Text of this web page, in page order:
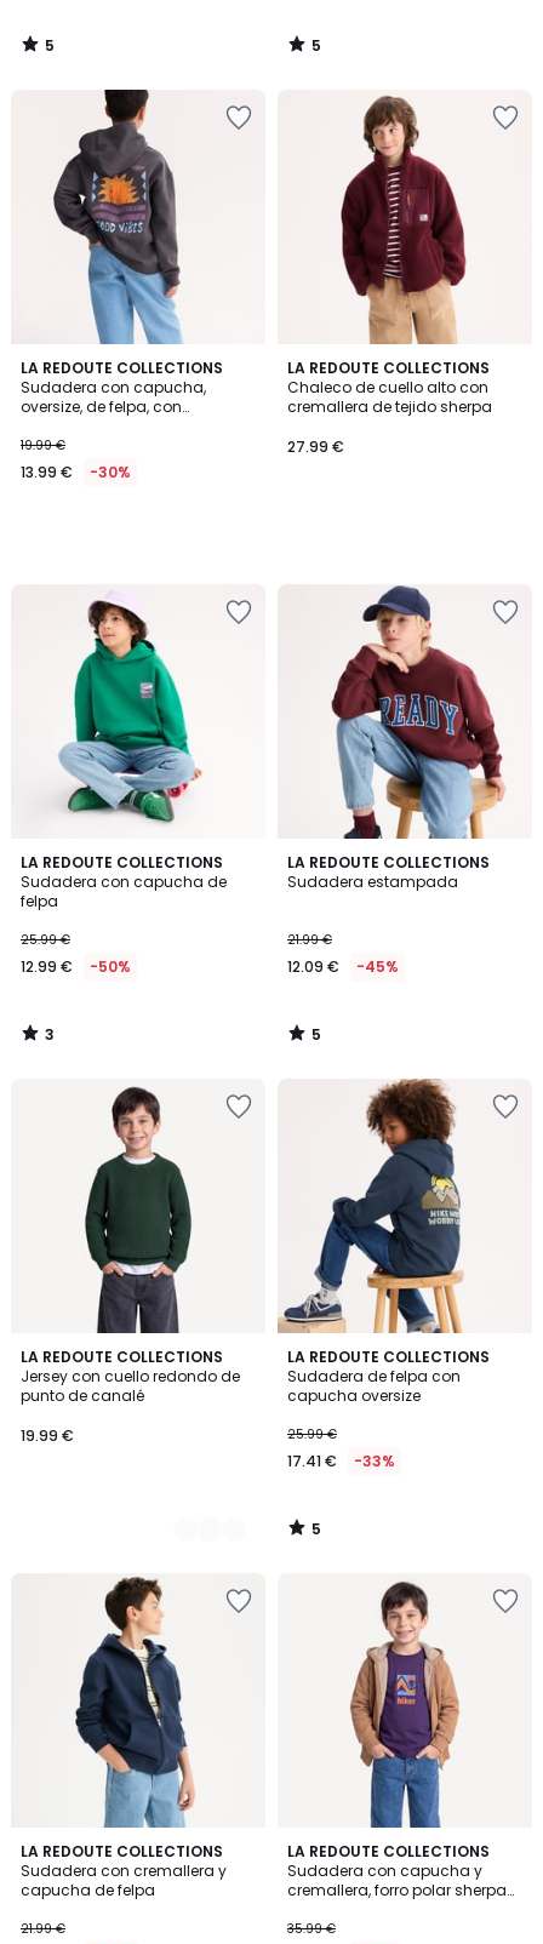
5
/
5
/
LA REDOUTE COLLECTIONS
Sudadera con capucha,
oversize, de felpa, con
19.99 €
13.99 € -30%
LA REDOUTE COLLECTIONS
Chaleco de cuello alto con
cremallera de tejido sherpa
27.99 €
LA REDOUTE COLLECTIONS
Sudadera con capucha de
felpa
25.99 €
12.99 € -50%
3
/
5
3
/
LA REDOUTE COLLECTIONS
Sudadera estampada
21.99 €
12.09 € -45%
5
/
5
/
LA REDOUTE COLLECTIONS
Jersey con cuello redondo de
punto de canalé
19.99 €
2
Colores
LA REDOUTE COLLECTIONS
Sudadera de felpa con
capucha oversize
25.99 €
17.41 € -33%
5
/
5
5
/
LA REDOUTE COLLECTIONS
Sudadera con cremallera y
capucha de felpa
21.99 €
5
/
5
LA REDOUTE COLLECTIONS
Sudadera con capucha y
cremallera, forro polar sherpa
35.99 €
5
/
5
2
Colores